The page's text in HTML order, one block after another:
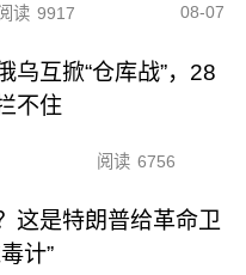
读 9917 08-07
乌互掀“仓库战”，28
不住
阅读 6756
这是特朗普给革命卫
计”